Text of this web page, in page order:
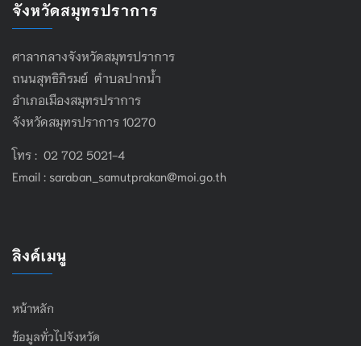
จังหวัดสมุทรปราการ
ศาลากลางจังหวัดสมุทรปราการ
ถนนสุทธิภิรมย์ ตำบลปากน้ำ
อำเภอเมืองสมุทรปราการ
จังหวัดสมุทรปราการ 10270
โทร : 02 702 5021-4
Email : saraban_samutprakan@moi.go.th
ลิงค์เมนู
หน้าหลัก
ข้อมูลทั่วไปจังหวัด